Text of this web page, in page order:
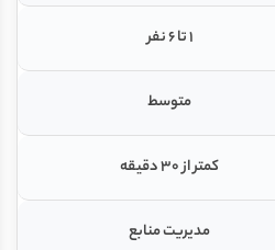
1 تا 6 نفر
متوسط
کمتر از ۳۰ دقیقه
مدیریت منابع